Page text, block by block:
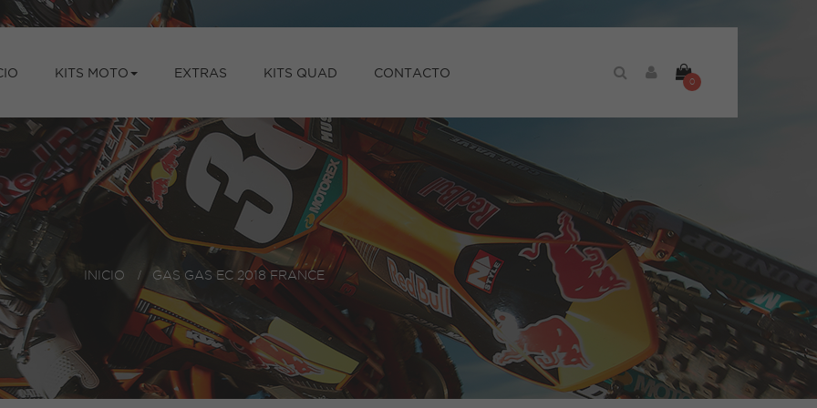
KITS MOTO EXTRAS KITS QUAD CONTACTO
0
INICIO > GAS GAS EC 2018 FRANCE